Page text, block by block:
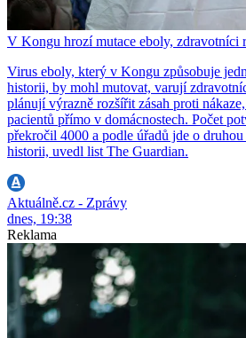
V Kongu hrozí mutace eboly, zdravotníci
Virus eboly, který v Kongu způsobuje
historii, by mohl mutovat, varují
plánují výrazně rozšířit zásah proti
pacientů přímo v domácnostech. Počet
překročil 4000 a podle úřadů jde o
historii, uvedl list The Guardian.
Aktuálně.cz - Zprávy
dnes, 19:38
Reklama